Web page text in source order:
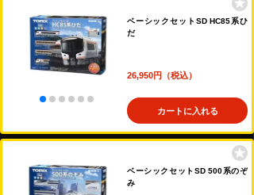
ベーシックセットSD HC85系ひ
だ
26,950円（税込）
カートに入れる
ベーシックセットSD 500系のぞ
み